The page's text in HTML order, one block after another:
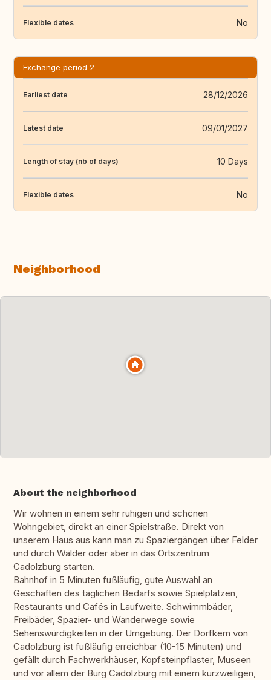
Flexible dates No
Exchange period 2
Earliest date 28/12/2026
Latest date 09/01/2027
Length of stay (nb of days) 10 Days
Flexible dates No
Neighborhood
About the neighborhood
Wir wohnen in einem sehr ruhigen und schönen
Wohngebiet, direkt an einer Spielstraße. Direkt von
unserem Haus aus kann man zu Spaziergängen über Felder
und durch Wälder oder aber in das Ortszentrum
Cadolzburg starten.
Bahnhof in 5 Minuten fußläufig, gute Auswahl an
Geschäften des täglichen Bedarfs sowie Spielplätzen,
Restaurants und Cafés in Laufweite. Schwimmbäder,
Freibäder, Spazier- und Wanderwege sowie
Sehenswürdigkeiten in der Umgebung. Der Dorfkern von
Cadolzburg ist fußläufig erreichbar (10-15 Minuten) und
gefällt durch Fachwerkhäuser, Kopfsteinpflaster, Museen
und vor allem der Burg Cadolzburg mit einem kurzweiligen,